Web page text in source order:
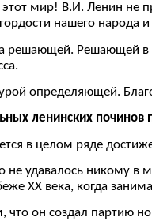
мир! В.И. Ленин не
нашего народа
решающей. Решающей в
определяющей.
ленинских починов
в целом ряде
не удавалось никому
ХХ века, когда
что он создал партию